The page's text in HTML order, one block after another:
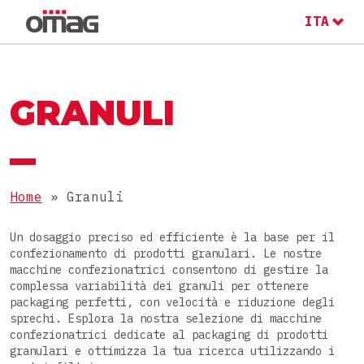
ITA
Alimentare
Nutraceutico
Farmaceutico
Cosmetico
Chimico
Polveri
Granulari
Densi
CONFEZIONI
Stick pack
GRANULI
Home » Granuli
Un dosaggio preciso ed efficiente è la base per il
confezionamento di prodotti granulari. Le nostre
macchine confezionatrici consentono di gestire la
complessa variabilità dei granuli per ottenere
packaging perfetti, con velocità e riduzione degli
sprechi. Esplora la nostra selezione di macchine
confezionatrici dedicate al packaging di prodotti
granulari e ottimizza la tua ricerca utilizzando i